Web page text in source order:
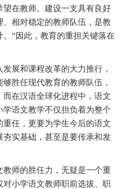
在教师。建设一支具有良好
相对稳定的教师队伍，是教
”因此，教育的重担关键落在
展和课程改革的大力推行，
胜任现代教育的教师队伍，
在汉语全球化进程中，语文
语文教学不仅担负着为整个
任，更要为学生今后的语文
实基础，甚至是要传承和发
师的胜任力，无疑是一个重
小学语文教师职前选拔、职